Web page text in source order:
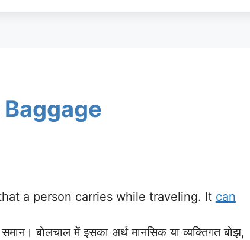
Baggage
a person carries while traveling. It can
बोलचाल में इसका अर्थ मानसिक या व्यक्तिगत बोझ,